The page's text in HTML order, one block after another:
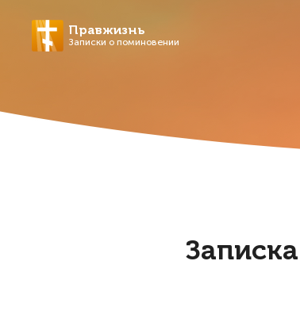
Правжизнь
Записки о поминовении